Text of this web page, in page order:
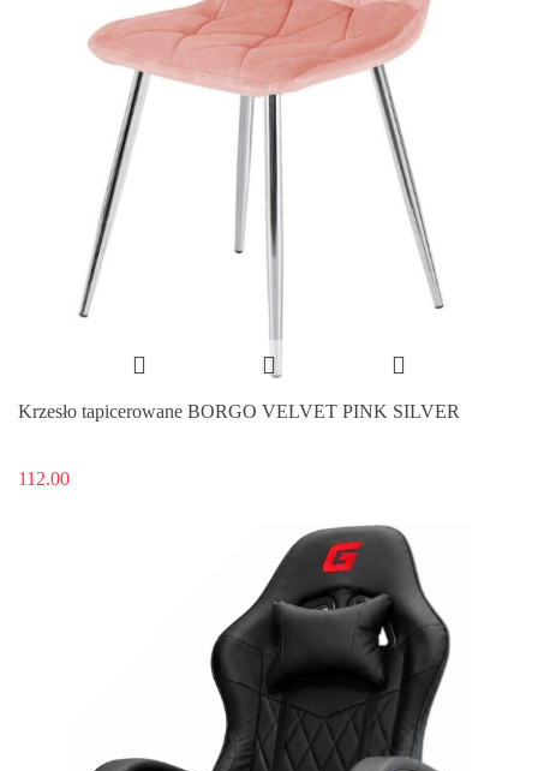
Krzesło tapicerowane BORGO VELVET PINK SILVER
112.00